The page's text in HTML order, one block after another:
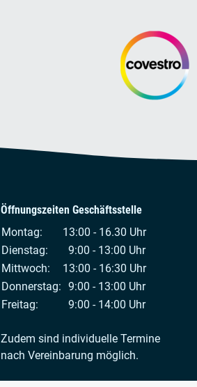
Öffnungszeiten Geschäftsstelle
Montag:
13:00 - 16.30 Uhr
Dienstag:
9:00 - 13:00 Uhr
Mittwoch:
13:00 - 16:30 Uhr
Donnerstag: 9:00 - 13:00 Uhr
Freitag:
9:00 - 14:00 Uhr
Zudem sind individuelle Termine
nach Vereinbarung möglich.